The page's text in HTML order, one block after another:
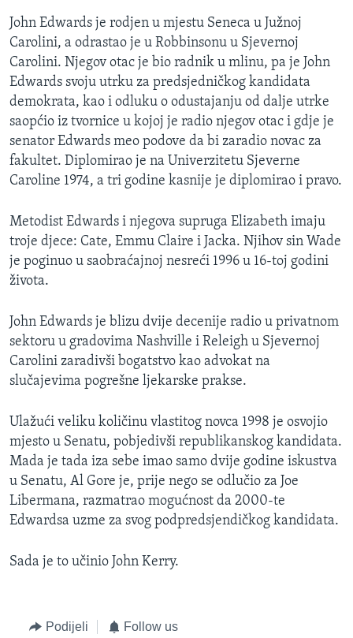
John Edwards je rodjen u mjestu Seneca u Južnoj
Carolini, a odrastao je u Robbinsonu u Sjevernoj
Carolini. Njegov otac je bio radnik u mlinu, pa je John
Edwards svoju utrku za predsjedničkog kandidata
demokrata, kao i odluku o odustajanju od dalje utrke
saopćio iz tvornice u kojoj je radio njegov otac i gdje je
senator Edwards meo podove da bi zaradio novac za
fakultet. Diplomirao je na Univerzitetu Sjeverne
Caroline 1974, a tri godine kasnije je diplomirao i pravo.
Metodist Edwards i njegova supruga Elizabeth imaju
troje djece: Cate, Emmu Claire i Jacka. Njihov sin Wade
je poginuo u saobraćajnoj nesreći 1996 u 16-toj godini
života.
John Edwards je blizu dvije decenije radio u privatnom
sektoru u gradovima Nashville i Releigh u Sjevernoj
Carolini zaradivši bogatstvo kao advokat na
slučajevima pogrešne ljekarske prakse.
Ulažući veliku količinu vlastitog novca 1998 je osvojio
mjesto u Senatu, pobjedivši republikanskog kandidata.
Mada je tada iza sebe imao samo dvije godine iskustva
u Senatu, Al Gore je, prije nego se odlučio za Joe
Libermana, razmatrao mogućnost da 2000-te
Edwardsa uzme za svog podpredsjendičkog kandidata.
Sada je to učinio John Kerry.
Podijeli Follow us